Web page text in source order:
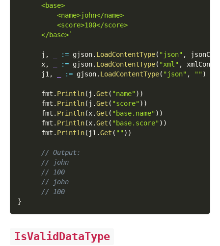
      <base>
          <name>john</name>
          <score>100</score>
      </base>`
      j
, := gjson. LoadContentType( "json" ,
      x
, := gjson. LoadContentType( "xml" ,
      j1
, := gjson. LoadContentType( "json" , "")
      fmt
. Println( j .Get ( "name") )
      fmt
. Println( j .Get ( "score") )
      fmt
. Println(x.Get ( "base.name") )
      fmt
. Println(x.Get ( "base.score") )
      fmt
. Println( j1 .Get ( "") )
// Output:
// john
// 100
// john
// 100
}
IsValidDataType